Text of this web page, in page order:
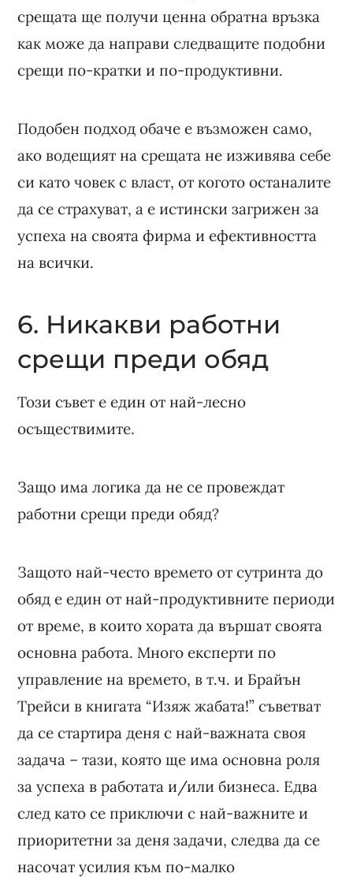
срещата ще получи ценна обратна връзка
как може да направи следващите подобни
срещи по-кратки и по-продуктивни.
Подобен подход обаче е възможен само,
ако водещият на срещата не изживява себе
си като човек с власт, от когото останалите
да се страхуват, а е истински загрижен за
успеха на своята фирма и ефективността
на всички.
6. Никакви работни
срещи преди обяд
Този съвет е един от най-лесно
осъществимите.
Защо има логика да не се провеждат
работни срещи преди обяд?
Защото най-често времето от сутринта до
обяд е един от най-продуктивните периоди
от време, в които хората да вършат своята
основна работа. Много експерти по
управление на времето, в т.ч. и Брайън
Трейси в книгата “Изяж жабата!” съветват
да се стартира деня с най-важната своя
задача – тази, която ще има основна роля
за успеха в работата и/или бизнеса. Едва
след като се приключи с най-важните и
приоритетни за деня задачи, следва да се
насочат усилия към по-малко